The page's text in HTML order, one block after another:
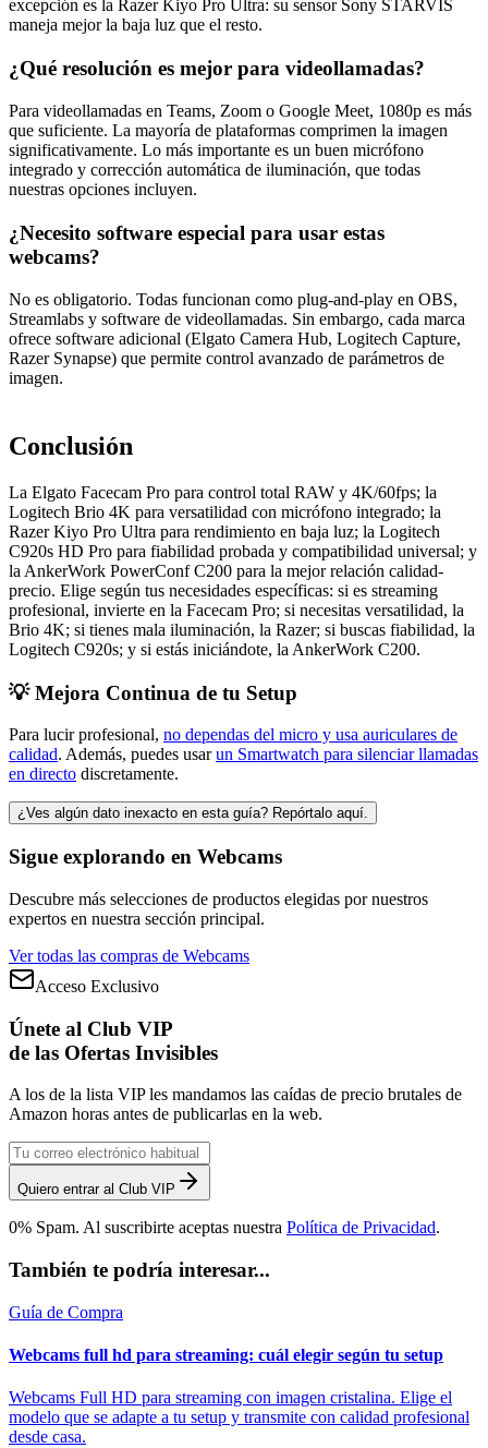
excepción es la Razer Kiyo Pro Ultra: su sensor Sony STARVIS
maneja mejor la baja luz que el resto.
¿Qué resolución es mejor para videollamadas?
Para videollamadas en Teams, Zoom o Google Meet, 1080p es más
que suficiente. La mayoría de plataformas comprimen la imagen
significativamente. Lo más importante es un buen micrófono
integrado y corrección automática de iluminación, que todas
nuestras opciones incluyen.
¿Necesito software especial para usar estas
webcams?
No es obligatorio. Todas funcionan como plug-and-play en OBS,
Streamlabs y software de videollamadas. Sin embargo, cada marca
ofrece software adicional (Elgato Camera Hub, Logitech Capture,
Razer Synapse) que permite control avanzado de parámetros de
imagen.
Conclusión
La Elgato Facecam Pro para control total RAW y 4K/60fps; la
Logitech Brio 4K para versatilidad con micrófono integrado; la
Razer Kiyo Pro Ultra para rendimiento en baja luz; la Logitech
C920s HD Pro para fiabilidad probada y compatibilidad universal; y
la AnkerWork PowerConf C200 para la mejor relación calidad-
precio. Elige según tus necesidades específicas: si es streaming
profesional, invierte en la Facecam Pro; si necesitas versatilidad, la
Brio 4K; si tienes mala iluminación, la Razer; si buscas fiabilidad, la
Logitech C920s; y si estás iniciándote, la AnkerWork C200.
💡 Mejora Continua de tu Setup
Para lucir profesional, no dependas del micro y usa auriculares de
calidad. Además, puedes usarun Smartwatch para silenciar llamadas
en directo discretamente.
¿Ves algún dato inexacto en esta guía? Repórtalo aquí.
Sigue explorando en Webcams
Descubre más selecciones de productos elegidas por nuestros
expertos en nuestra sección principal.
Ver todas las compras de Webcams
Acceso Exclusivo
Únete al Club VIP
de las Ofertas Invisibles
A los de la lista VIP les mandamos las caídas de precio brutales de
Amazon horas antes de publicarlas en la web.
Quiero entrar al Club VIP
0% Spam. Al suscribirte aceptas nuestra Política de Privacidad.
También te podría interesar...
Guía de Compra
Webcams full hd para streaming: cuál elegir según tu setup
Webcams Full HD para streaming con imagen cristalina. Elige el
modelo que se adapte a tu setup y transmite con calidad profesional
desde casa.